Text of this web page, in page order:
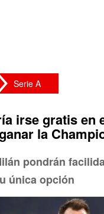
Serie A
irse gratis en
la
pondrán
única opción